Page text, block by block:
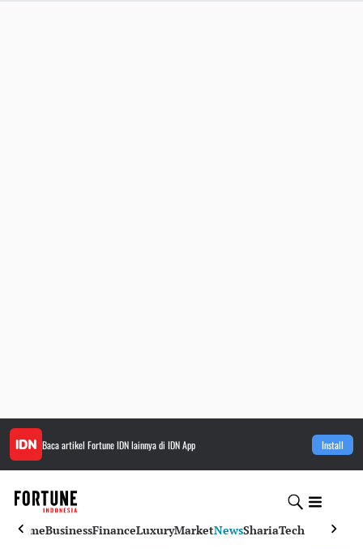
Baca artikel Fortune IDNlainnya di IDN App Install
HomeBusinessFinanceLuxuryMarketNewsShariaTech